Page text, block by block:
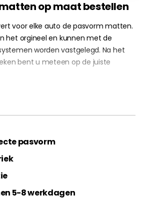
op maat bestellen
voor elke auto de pasvorm matten.
het orgineel en kunnen met de
worden vastgelegd. Na het
bent u meteen op de juiste
pasvorm
5-8 werkdagen